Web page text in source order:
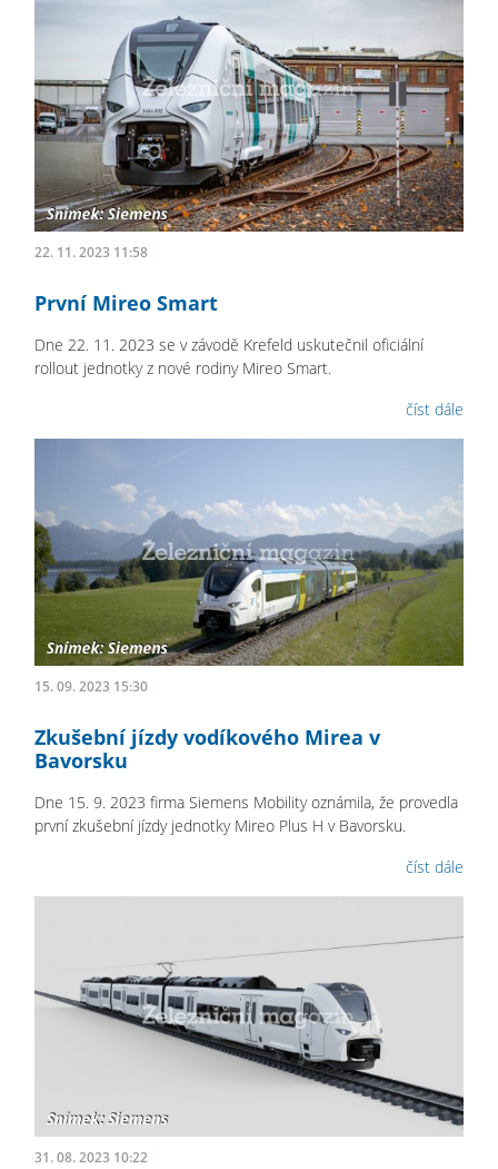
22. 11. 2023 11:58
První Mireo Smart
Dne 22. 11. 2023 se v závodě Krefeld uskutečnil oficiální
rollout jednotky z nové rodiny Mireo Smart.
číst dále
15. 09. 2023 15:30
Zkušební jízdy vodíkového Mirea v
Bavorsku
Dne 15. 9. 2023 firma Siemens Mobility oznámila, že provedla
první zkušební jízdy jednotky Mireo Plus H v Bavorsku.
číst dále
31. 08. 2023 10:22